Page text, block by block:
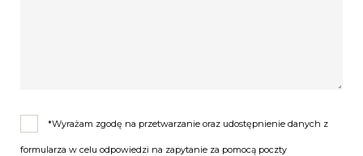
*Wyrażam zgodę na przetwarzanie oraz udostępnienie danych z
formularza w celu odpowiedzi na zapytanie za pomocą poczty